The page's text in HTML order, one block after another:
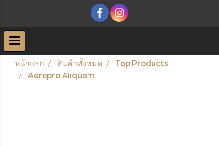
หน้าแรก สินค้าทั้งหมด
Top Products
Aeropro Aliquam